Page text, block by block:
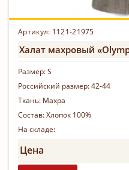
Артикул: 1121-21975
Халат махровый
Размер:S
Российский размер:42-44
Ткань: Махра
Состав:Хлопок 100%
На складе:
Цена